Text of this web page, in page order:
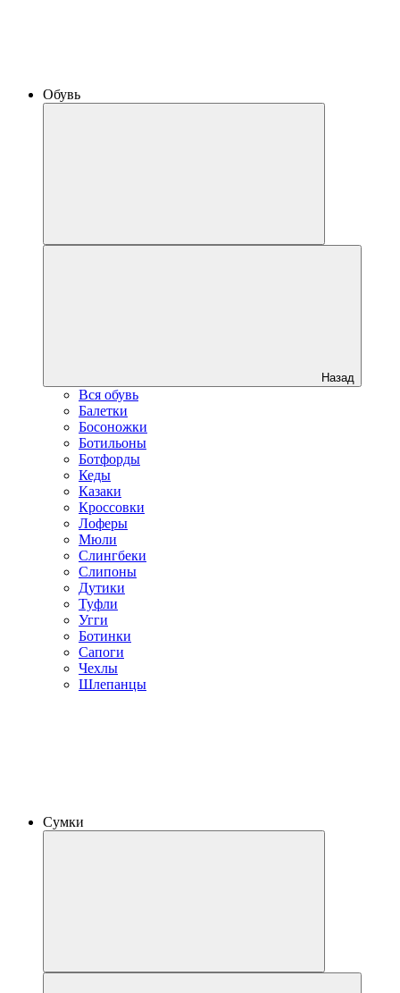
Обувь
Назад
Вся обувь
Балетки
Босоножки
Ботильоны
Ботфорды
Кеды
Казаки
Кроссовки
Лоферы
Мюли
Слингбеки
Слипоны
Дутики
Туфли
Угги
Ботинки
Сапоги
Чехлы
Шлепанцы
Сумки